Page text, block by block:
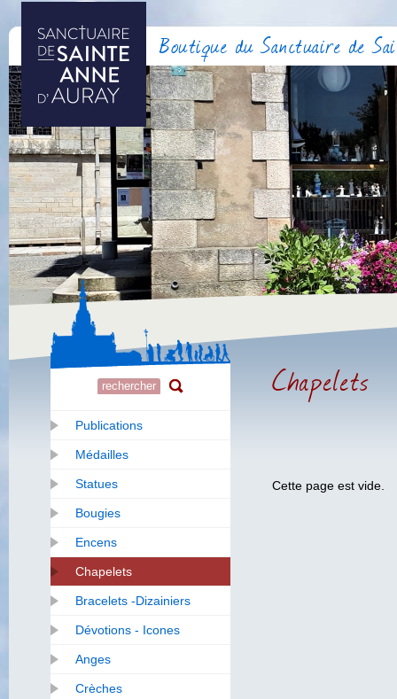
Boutique du Sanctuaire de
Publications
Médailles
Statues
Bougies
Encens
Chapelets
Bracelets -Dizainiers
Dévotions - Icones
Anges
Crèches
Chapelets
Cette page est vide.